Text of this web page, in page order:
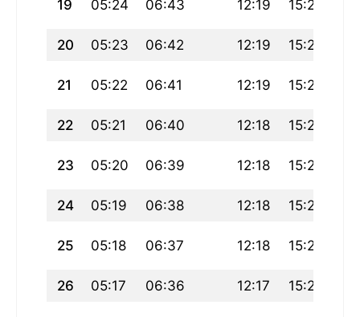
19 05:24 06:43 12:19 15:25
20 05:23 06:42 12:19 15:25
21 05:22 06:41 12:19 15:25
22 05:21 06:40 12:18 15:24
23 05:20 06:39 12:18 15:24
24 05:19 06:38 12:18 15:24
25 05:18 06:37 12:18 15:24
26 05:17 06:36 12:17 15:23